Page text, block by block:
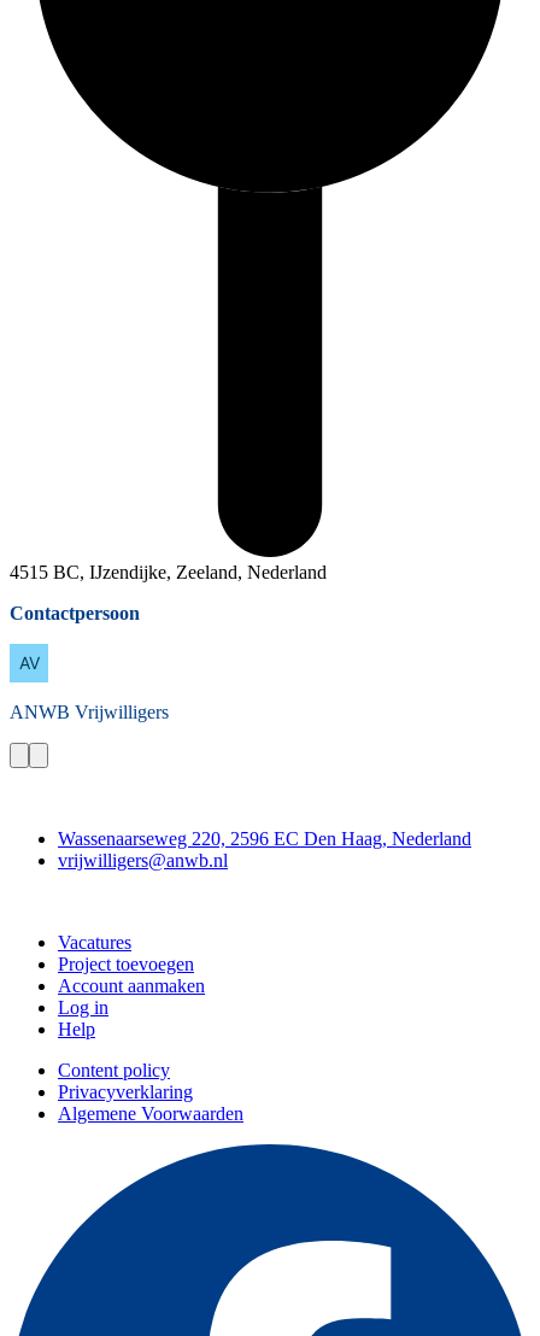
4515 BC, IJzendijke, Zeeland, Nederland
Contactpersoon
ANWB Vrijwilligers
Wassenaarseweg 220, 2596 EC Den Haag, Nederland
vrijwilligers@anwb.nl
Vacatures
Project toevoegen
Account aanmaken
Log in
Help
Content policy
Privacyverklaring
Algemene Voorwaarden